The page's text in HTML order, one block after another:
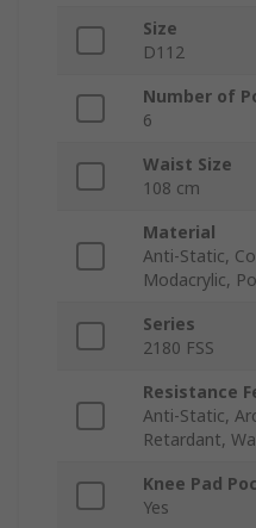
Size
D112
Number of
6
Waist Size
108 cm
Material
Anti-Static,
Modacrylic,
Series
2180 FSS
Resistance
Anti-Static,
Retardant,
Knee Pad
Yes